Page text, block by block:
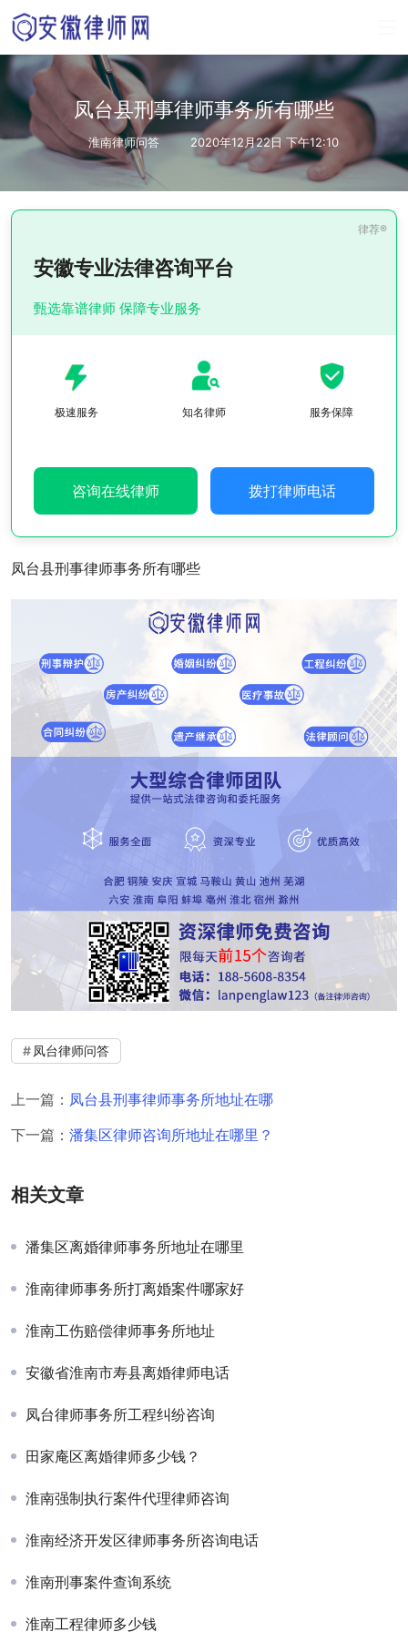
凤台县刑事律师事务所有哪些
淮南律师问答 2020年12月22日 下午12:10
安徽专业法律咨询平台
甄选靠谱律师 保障专业服务
极速服务 知名律师 服务保障
咨询在线律师 拨打律师电话
凤台县刑事律师事务所有哪些
凤台律师问答
上一篇： 凤台县刑事律师事务所地址在哪
下一篇： 潘集区律师咨询所地址在哪里？
相关文章
潘集区离婚律师事务所地址在哪里
淮南律师事务所打离婚案件哪家好
淮南工伤赔偿律师事务所地址
安徽省淮南市寿县离婚律师电话
凤台律师事务所工程纠纷咨询
田家庵区离婚律师多少钱？
淮南强制执行案件代理律师咨询
淮南经济开发区律师事务所咨询电话
淮南刑事案件查询系统
淮南工程律师多少钱